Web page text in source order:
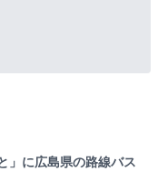
」に広島県の路線バス